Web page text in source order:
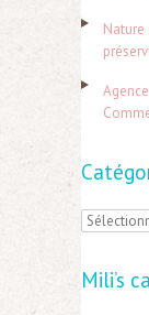
r
:
C
tMili’s